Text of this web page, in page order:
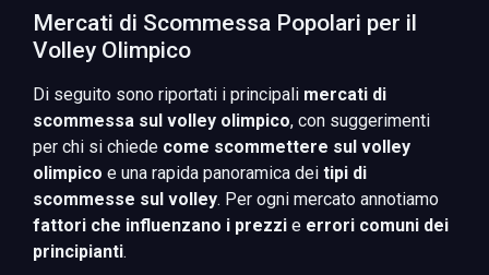
Mercati di Scommessa Popolari per il
Volley Olimpico
Di seguito sono riportati i principali mercati di
scommessa sul volley olimpico, con suggerimenti
per chi si chiede come scommettere sul volley
olimpico e una rapida panoramica dei tipi di
scommesse sul volley. Per ogni mercato annotiamo
fattori che influenzano i prezzi e errori comuni dei
principianti.